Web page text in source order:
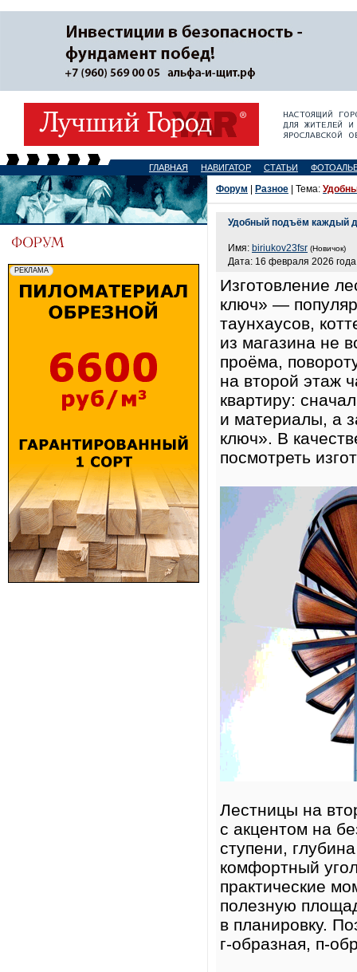
ГЛАВНАЯ НАВИГАТОР СТАТЬИ
Форум Разное | Тема:
Удобный подъём каждый
Имя: biriukov23fsr (Новичок)
Дата: 16 февраля 2026
Изготовление
ключ» —
таунхаусов,
из магазина не
проёма,
на второй этаж
квартиру:
и материалы, а
ключ». В
посмотреть
Лестницы на
с акцентом на
ступени,
комфортный
практические
полезную
в планировку.
г-образная, п-